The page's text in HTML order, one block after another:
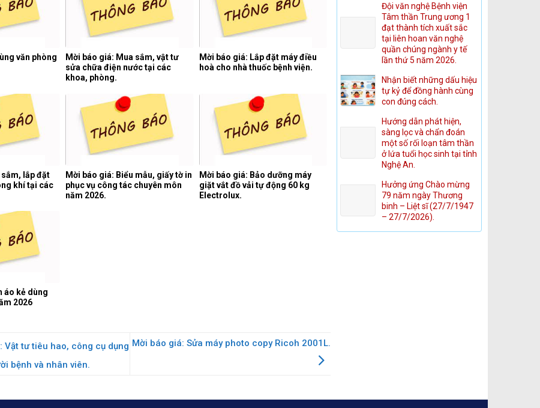
văn phòng
Mời báo giá: Mua sắm, vật tư
sửa chữa điện nước tại các
khoa, phòng.
Mời báo giá: Lắp đặt máy điều
hoà cho nhà thuốc bệnh viện.
lắp đặt
khí tại các
Mời báo giá: Biểu mẫu, giấy tờ in
phục vụ công tác chuyên môn
năm 2026.
Mời báo giá: Bảo dưỡng máy
giặt vắt đồ vải tự động 60 kg
Electrolux.
áo kẻ dùng
2026
Vật tư tiêu hao, công cụ dụng
bệnh và nhân viên.
Mời báo giá: Sửa máy photo copy Ricoh 2001L.
Đội văn nghệ Bệnh viện
Tâm thần Trung ương 1
đạt thành tích xuất sắc
tại liên hoan văn nghệ
quần chúng ngành y tế
lần thứ 5 năm 2026.
Nhận biết những dấu hiệu
tự kỷ để đồng hành cùng
con đúng cách.
Hướng dẫn phát hiện,
sàng lọc và chẩn đoán
một số rối loạn tâm thần
ở lứa tuổi học sinh tại tỉnh
Nghệ An.
Hưởng ứng Chào mừng
79 năm ngày Thương
binh – Liệt sĩ (27/7/1947
– 27/7/2026).